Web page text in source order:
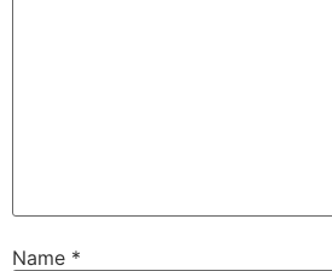
Name *